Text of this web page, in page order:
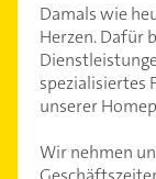
Damals wie
Herzen. Dafür
spezialisiertes
unserer
Wir nehmen